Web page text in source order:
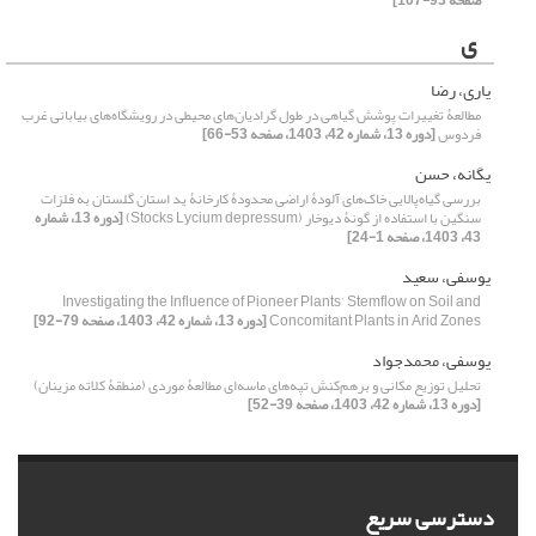
ی
یاری، رضا
مطالعۀ تغییرات پوشش گیاهی در طول گرادیان‌های محیطی در رویشگاه‌های بیابانی غرب
فردوس[دوره 13، شماره 42، 1403، صفحه 53-66]
یگانه، حسن
بررسی گیاه‌پالایی خاک‌های آلودۀ اراضی محدودۀ کارخانۀ ید استان گلستان به فلزات
سنگین با استفاده از گونۀ دیوخار (Stocks Lycium depressum) [دوره 13، شماره
43، 1403، صفحه 1-24]
یوسفی، سعید
Investigating the Influence of Pioneer Plants’ Stemflow on Soil and
Concomitant Plants in Arid Zones[دوره 13، شماره 42، 1403، صفحه 79-92]
یوسفی، محمدجواد
تحلیل توزیع مکانی و برهم‌کنش تپه‌های ماسه‌ای مطالعۀ موردی (منطقۀ کلاته مزینان)
[دوره 13، شماره 42، 1403، صفحه 39-52]
دسترسی سریع